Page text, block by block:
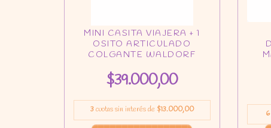
$39.000,00
3cuotas sin interés de $13.000,00 6